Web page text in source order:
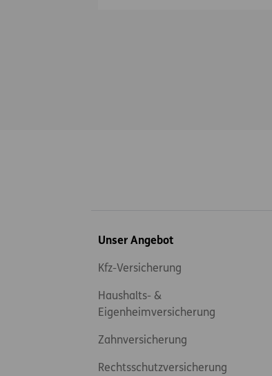
Inhaltsübersicht
Unser Angebot
Kfz-Versicherung
Haushalts- &
Eigenheimversicherung
Zahnversicherung
Rechtsschutzversicherung